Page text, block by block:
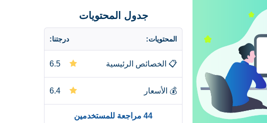
جدول المحتويات
المحتويات: درجتنا:
📋 الخصائص الرئيسية 6.5
💰 الأسعار 6.4
44 مراجعة للمستخدمين